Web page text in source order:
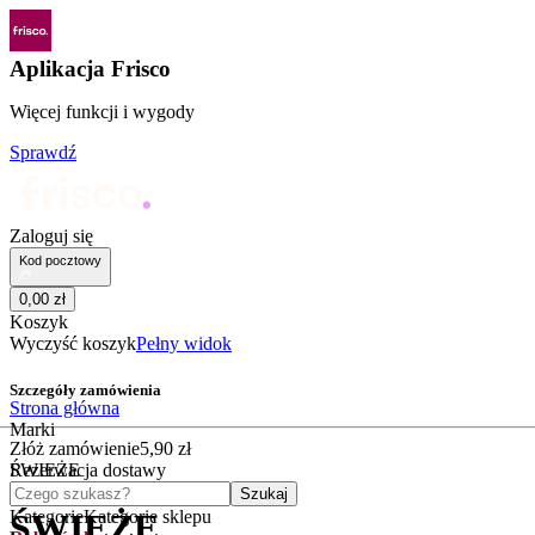
Aplikacja Frisco
Więcej funkcji i wygody
Sprawdź
Zaloguj się
Kod pocztowy
0,00 zł
Koszyk
Wyczyść koszykPełny widok
Szczegóły zamówienia
Złóż zamówienie5,90 zł
Rezerwacja dostawy
Czego szukasz?
Szukaj
KategorieKategorie sklepu
Strona główna
Marki
ŚWIEŻE